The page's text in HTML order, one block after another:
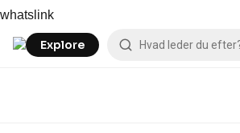
to
content
whatslink
Explore